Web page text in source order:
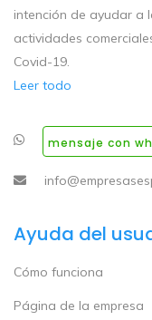
intención de ayudar a
actividades
Covid-19.
Leer todo
mensaje con
Ayuda del
Cómo funciona
Página de la empresa